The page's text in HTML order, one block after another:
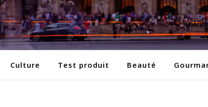
Culture Test produit Beauté